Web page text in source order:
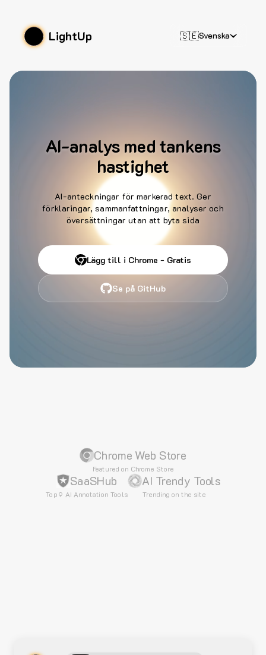
LightUp 🇸🇪Svenska
AI-analys med tankens
hastighet
AI-anteckningar för markerad text. Ger
förklaringar, sammanfattningar, analyser och
översättningar utan att byta sida
Lägg till i Chrome - Gratis
Se på GitHub
Chrome Web Store
Featured on Chrome Store
SaaSHub
Top 9 AI Annotation Tools
AI Trendy Tools
Trending on the site